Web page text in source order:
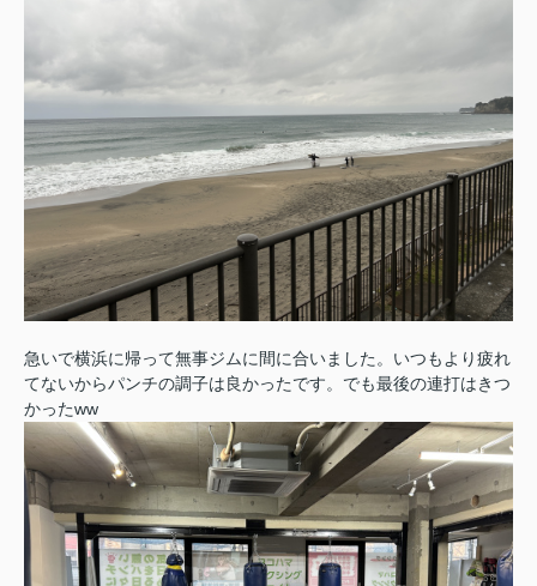
急いで横浜に帰って無事ジムに間に合いました。 いつもより疲れ
てないからパンチの調子は良かったです。 でも最後の連打はきつ
かったww